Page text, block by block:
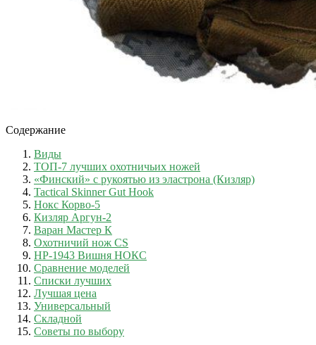
Содержание
Виды
ТОП-7 лучших охотничьих ножей
«Финский» с рукоятью из эластрона (Кизляр)
Tactical Skinner Gut Hook
Нокс Корво-5
Кизляр Аргун-2
Варан Мастер К
Охотничий нож CS
НР-1943 Вишня НОКС
Сравнение моделей
Списки лучших
Лучшая цена
Универсальный
Складной
Советы по выбору